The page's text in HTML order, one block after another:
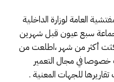
العامة لوزارة الداخلية
سبع عيون قبل شهرين
أكثر من شهر ،اطلعت من
في مجال التعمير
للجهات المعنية .